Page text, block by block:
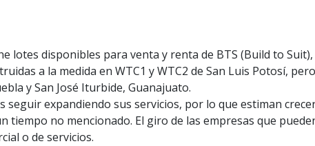
lotes disponibles para venta y renta de BTS (Build to Suit),
a la medida en WTC1 y WTC2 de San Luis Potosí, pero
y San José Iturbide, Guanajuato.
seguir expandiendo sus servicios, por lo que estiman
tiempo no mencionado. El giro de las empresas que
o de servicios.